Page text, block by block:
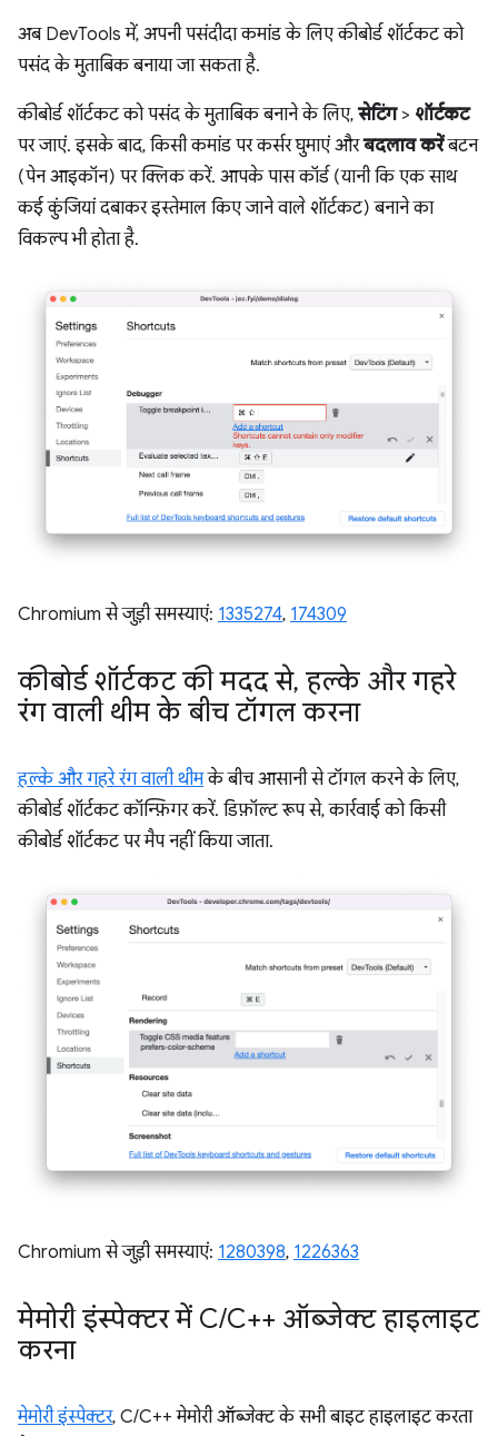
अब DevTools में, अपनी पसंदीदा कमांड के लिए कीबोर्ड शॉर्टकट को
पसंद के मुताबिक बनाया जा सकता है.
कीबोर्ड शॉर्टकट को पसंद के मुताबिक बनाने के लिए, सेटिंग> शॉर्टकट
पर जाएं. इसके बाद, किसी कमांड पर कर्सर घुमाएं औरबदलाव करेंबटन
(पेन आइकॉन) पर क्लिक करें. आपके पास कॉर्ड (यानी कि एक साथ
कई कुंजियां दबाकर इस्तेमाल किए जाने वाले शॉर्टकट) बनाने का
विकल्प भी होता है.
Chromium से जुड़ी समस्याएं: 1335274, 174309
कीबोर्ड शॉर्टकट की मदद से, हल्के और गहरे
रंग वाली थीम के बीच टॉगल करना
हल्के और गहरे रंग वाली थीमके बीच आसानी से टॉगल करने के लिए,
कीबोर्ड शॉर्टकट कॉन्फ़िगर करें. डिफ़ॉल्ट रूप से, कार्रवाई को किसी
कीबोर्ड शॉर्टकट पर मैप नहीं किया जाता.
Chromium से जुड़ी समस्याएं: 1280398, 1226363
मेमोरी इंस्पेक्टर में C/C++ ऑब्जेक्ट हाइलाइट
करना
मेमोरी इंस्पेक्टर, C/C++ मेमोरी ऑब्जेक्ट के सभी बाइट हाइलाइट करता